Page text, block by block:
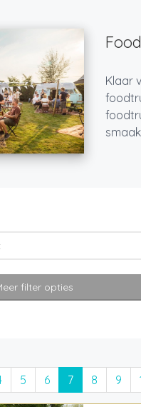
Klaar
filter opties
5 6 7 8 9